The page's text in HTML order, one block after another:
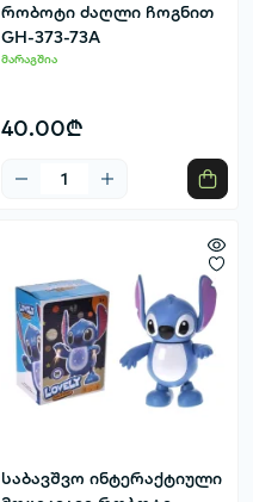
რობოტი ძაღლი ჩოგნით
GH-373-73A
მარაგშია
40.00₾
საბავშვო ინტერაქტიული